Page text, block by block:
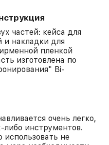
частей: кейса для
и накладки для
пленкой
изготовлена по
Bi-
очень легко,
либо инструментов.
использовать не